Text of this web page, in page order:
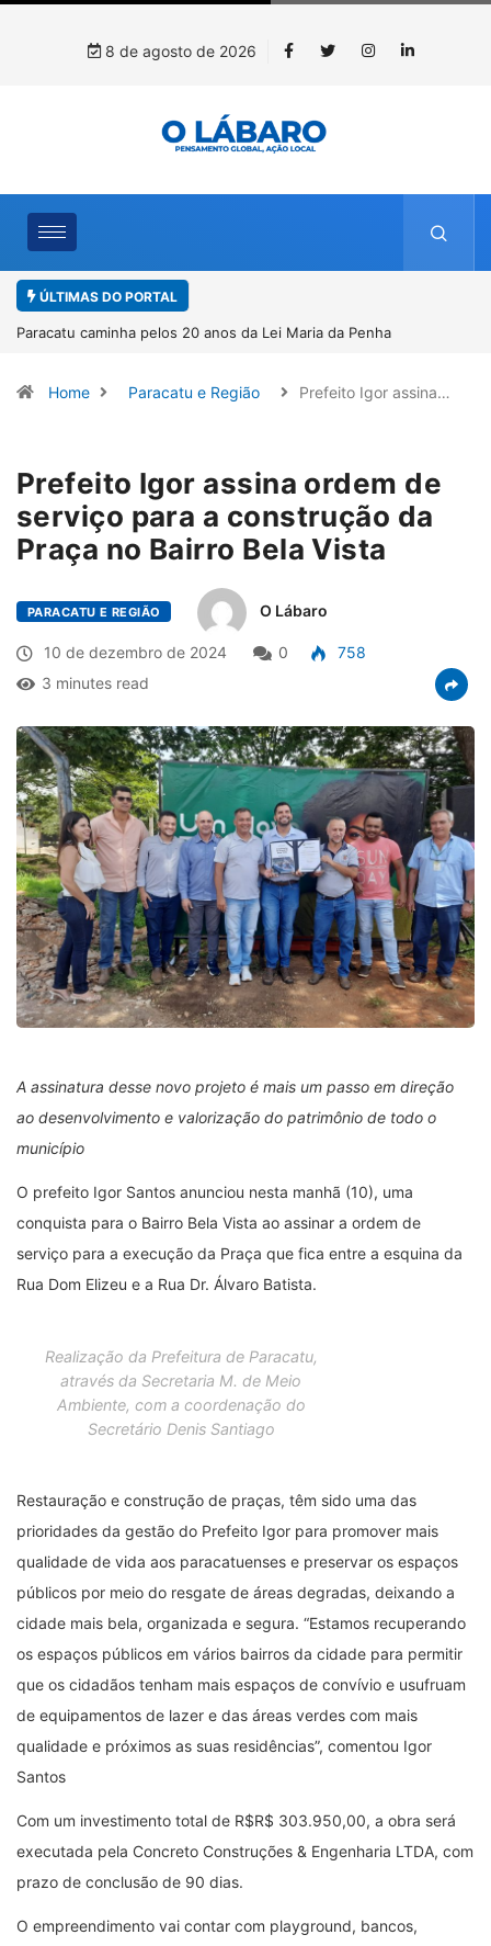
8 de agosto de 2026
ÚLTIMAS DO PORTAL
Projeto CUTUCAR abre nova edição e semeia o futuro por meio da
Home Paracatu e Região Prefeito Igor assina…
Prefeito Igor assina ordem de
serviço para a construção da
Praça no Bairro Bela Vista
PARACATU E REGIÃO O Lábaro
10 de dezembro de 2024 0
758
3 minutes read
A assinatura desse novo projeto é mais um passo em direção
ao desenvolvimento e valorização do patrimônio de todo o
município
O prefeito Igor Santos anunciou nesta manhã (10), uma
conquista para o Bairro Bela Vista ao assinar a ordem de
serviço para a execução da Praça que fica entre a esquina da
Rua Dom Elizeu e a Rua Dr. Álvaro Batista.
Realização da Prefeitura de Paracatu,
através da Secretaria M. de Meio
Ambiente, com a coordenação do
Secretário Denis Santiago
Restauração e construção de praças, têm sido uma das
prioridades da gestão do Prefeito Igor para promover mais
qualidade de vida aos paracatuenses e preservar os espaços
públicos por meio do resgate de áreas degradas, deixando a
cidade mais bela, organizada e segura. “Estamos recuperando
os espaços públicos em vários bairros da cidade para permitir
que os cidadãos tenham mais espaços de convívio e usufruam
de equipamentos de lazer e das áreas verdes com mais
qualidade e próximos as suas residências”, comentou Igor
Santos
Com um investimento total de R$R$ 303.950,00, a obra será
executada pela Concreto Construções & Engenharia LTDA, com
prazo de conclusão de 90 dias.
O empreendimento vai contar com playground, bancos,